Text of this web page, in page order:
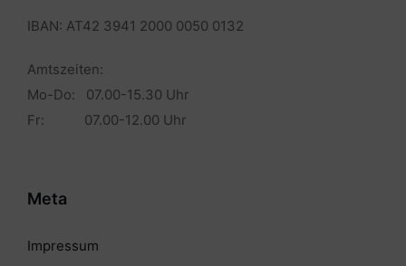
IBAN: AT42 3941 2000 0050 0132
Amtszeiten:
Mo-Do: 07.00-15.30 Uhr
Fr: 07.00-12.00 Uhr
Meta
Impressum